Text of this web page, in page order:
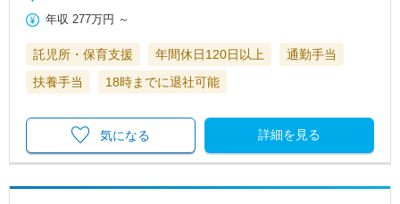
年収 277万円 ～
託児所・保育支援 年間休日120日以上
通勤手当
扶養手当
18時までに退社可能
詳細を見る
気になる